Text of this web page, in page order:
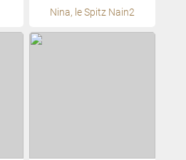
Nina, le Spitz Nain2